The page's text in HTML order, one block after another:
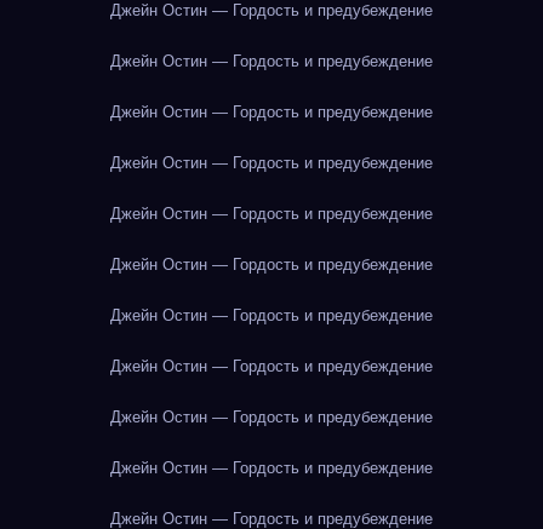
Джейн Остин — Гордость и предубеждение
Джейн Остин — Гордость и предубеждение
Джейн Остин — Гордость и предубеждение
Джейн Остин — Гордость и предубеждение
Джейн Остин — Гордость и предубеждение
Джейн Остин — Гордость и предубеждение
Джейн Остин — Гордость и предубеждение
Джейн Остин — Гордость и предубеждение
Джейн Остин — Гордость и предубеждение
Джейн Остин — Гордость и предубеждение
Джейн Остин — Гордость и предубеждение